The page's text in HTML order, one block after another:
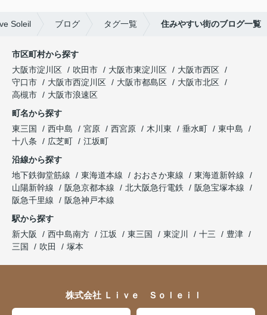
Soleil ブログ タグ一覧 住みやすい街のブログ一覧
市区町村から探す
大阪市淀川区
吹田市 大阪市東淀川区
大阪市西区
守口市
大阪市西淀川区 大阪市都島区
大阪市北区
高槻市
大阪市浪速区
町名から探す
東三国
西中島 宮原 西宮原 木川東 垂水町
東中島
十八条
広芝町
江坂町
沿線から探す
地下鉄御堂筋線
東海道本線 おおさか東線
東海道新幹線
山陽新幹線
阪急京都本線 北大阪急行電鉄
阪急宝塚本線
阪急千里線
阪急神戸本線
駅から探す
新大阪
西中島南方 江坂 東三国 東淀川 十三
豊津
三国
吹田 塚本
株式会社 Ｌｉｖｅ Ｓｏｌｅｉｌ